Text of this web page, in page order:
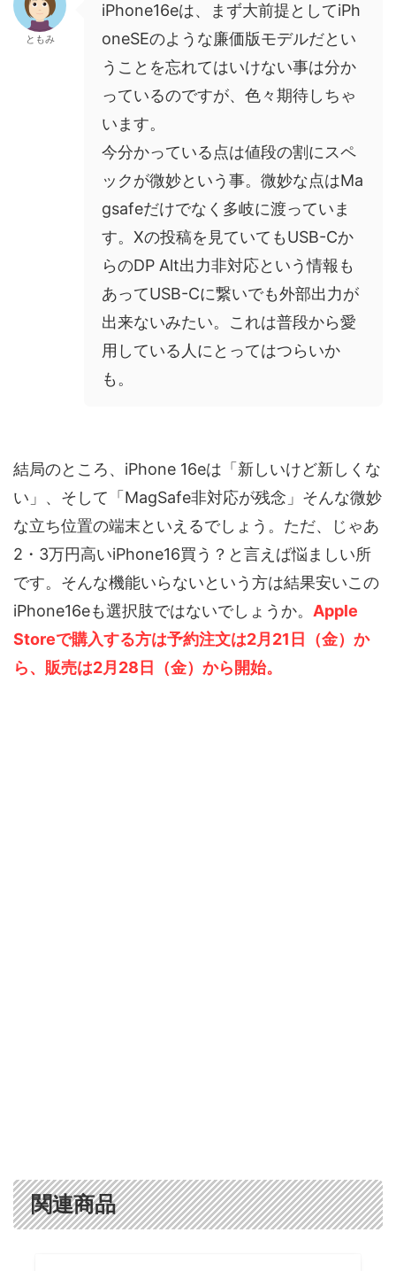
ともみ
iPhone16eは、まず大前提としてiPh
oneSEのような廉価版モデルだとい
うことを忘れてはいけない事は分か
っているのですが、色々期待しちゃ
います。
今分かっている点は値段の割にスペ
ックが微妙という事。微妙な点はMa
gsafeだけでなく多岐に渡っていま
す。Xの投稿を見ていてもUSB-Cか
らのDP Alt出力非対応という情報も
あってUSB-Cに繋いでも外部出力が
出来ないみたい。これは普段から愛
用している人にとってはつらいか
も。
結局のところ、iPhone 16eは「新しいけど新しくな
い」、そして「MagSafe非対応が残念」そんな微妙
な立ち位置の端末といえるでしょう。ただ、じゃあ
2・3万円高いiPhone16買う？と言えば悩ましい所
です。そんな機能いらないという方は結果安いこの
iPhone16eも選択肢ではないでしょうか。 Apple
Storeで購入する方は予約注文は2月21日（金）か
ら、販売は2月28日（金）から開始。
関連商品